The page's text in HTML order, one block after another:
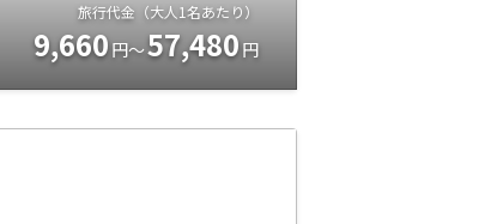
旅行代金（大人1名あたり）
9,660円～57,480円